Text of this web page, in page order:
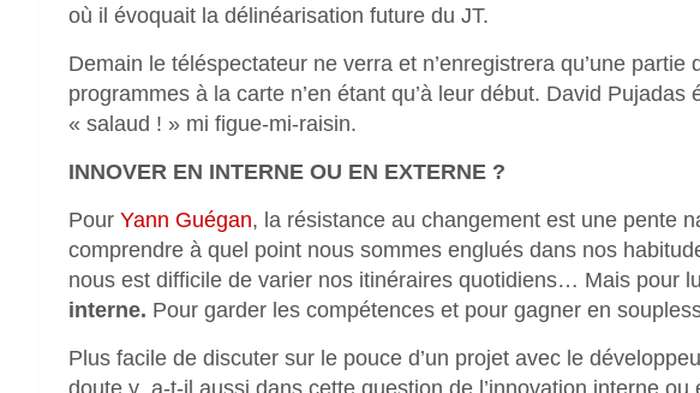
où il évoquait la délinéarisation future du JT.
Demain le téléspectateur ne verra et n’enregistrera qu’une
programmes à la carte n’en étant qu’à leur début. David Pujadas
« salaud ! » mi figue-mi-raisin.
INNOVER EN INTERNE OU EN EXTERNE ?
Pour Yann Guégan, la résistance au changement est une pente
comprendre à quel point nous sommes englués dans nos
nous est difficile de varier nos itinéraires quotidiens… Mais pour
interne. Pour garder les compétences et pour gagner en
Plus facile de discuter sur le pouce d’un projet avec le